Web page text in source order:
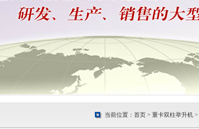
当前位置： 首页> 重卡双柱举升机>